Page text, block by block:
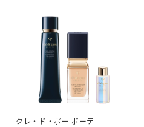
クレ・ド・ポー ボーテ